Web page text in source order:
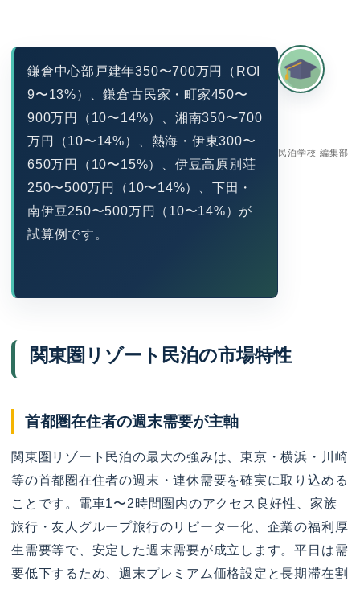
民泊学校 編集部
鎌倉中心部戸建年350〜700万円（ROI
9〜13%）、鎌倉古民家・町家450〜
900万円（10〜14%）、湘南350〜700
万円（10〜14%）、熱海・伊東300〜
650万円（10〜15%）、伊豆高原別荘
250〜500万円（10〜14%）、下田・
南伊豆250〜500万円（10〜14%）が
試算例です。
関東圏リゾート民泊の市場特性
首都圏在住者の週末需要が主軸
関東圏リゾート民泊の最大の強みは、東京・横浜・川崎
等の首都圏在住者の週末・連休需要を確実に取り込める
ことです。電車1〜2時間圏内のアクセス良好性、家族
旅行・友人グループ旅行のリピーター化、企業の福利厚
生需要等で、安定した週末需要が成立します。平日は需
要低下するため、週末プレミアム価格設定と長期滞在割